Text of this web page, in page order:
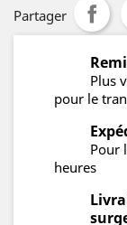
Partager
Plus
pour le
Pour
heures